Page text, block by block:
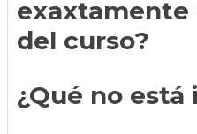
exaxtamente
del curso?
¿Qué no está